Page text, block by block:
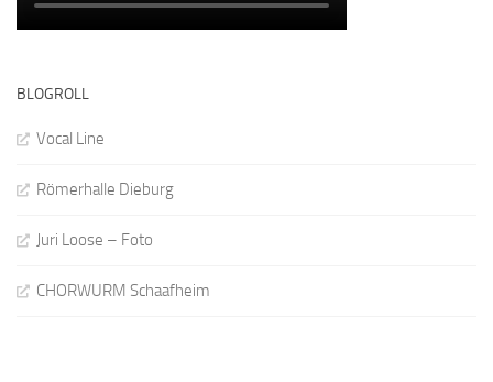
BLOGROLL
Vocal Line
Römerhalle Dieburg
Juri Loose – Foto
CHORWURM Schaafheim